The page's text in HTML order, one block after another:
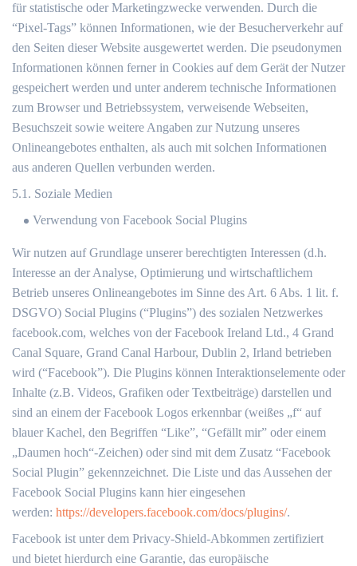
für statistische oder Marketingzwecke verwenden. Durch die
“Pixel-Tags” können Informationen, wie der Besucherverkehr auf
den Seiten dieser Website ausgewertet werden. Die pseudonymen
Informationen können ferner in Cookies auf dem Gerät der Nutzer
gespeichert werden und unter anderem technische Informationen
zum Browser und Betriebssystem, verweisende Webseiten,
Besuchszeit sowie weitere Angaben zur Nutzung unseres
Onlineangebotes enthalten, als auch mit solchen Informationen
aus anderen Quellen verbunden werden.
5.1. Soziale Medien
Verwendung von Facebook Social Plugins
Wir nutzen auf Grundlage unserer berechtigten Interessen (d.h.
Interesse an der Analyse, Optimierung und wirtschaftlichem
Betrieb unseres Onlineangebotes im Sinne des Art. 6 Abs. 1 lit. f.
DSGVO) Social Plugins (“Plugins”) des sozialen Netzwerkes
facebook.com, welches von der Facebook Ireland Ltd., 4 Grand
Canal Square, Grand Canal Harbour, Dublin 2, Irland betrieben
wird (“Facebook”). Die Plugins können Interaktionselemente oder
Inhalte (z.B. Videos, Grafiken oder Textbeiträge) darstellen und
sind an einem der Facebook Logos erkennbar (weißes „f“ auf
blauer Kachel, den Begriffen “Like”, “Gefällt mir” oder einem
„Daumen hoch“-Zeichen) oder sind mit dem Zusatz “Facebook
Social Plugin” gekennzeichnet. Die Liste und das Aussehen der
Facebook Social Plugins kann hier eingesehen
werden: https://developers.facebook.com/docs/plugins/.
Facebook ist unter dem Privacy-Shield-Abkommen zertifiziert
und bietet hierdurch eine Garantie, das europäische